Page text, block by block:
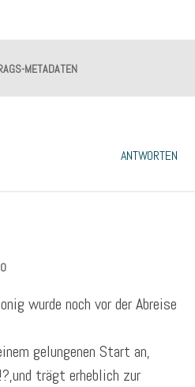
METADATEN
ANTWORTEN
wurde noch vor der Abreise
gelungenen Start an,
trägt erheblich zur